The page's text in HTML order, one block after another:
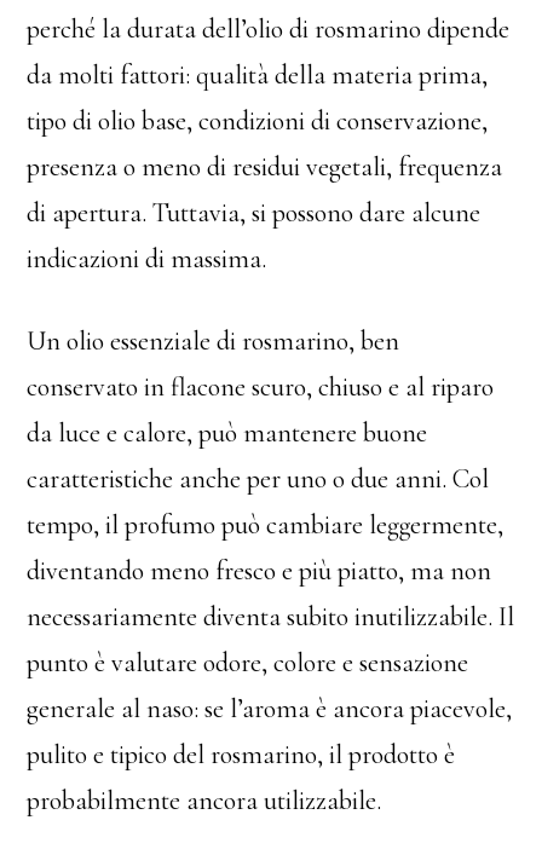
perché la durata dell’olio di rosmarino dipende
da molti fattori: qualità della materia prima,
tipo di olio base, condizioni di conservazione,
presenza o meno di residui vegetali, frequenza
di apertura. Tuttavia, si possono dare alcune
indicazioni di massima.
Un olio essenziale di rosmarino, ben
conservato in flacone scuro, chiuso e al riparo
da luce e calore, può mantenere buone
caratteristiche anche per uno o due anni. Col
tempo, il profumo può cambiare leggermente,
diventando meno fresco e più piatto, ma non
necessariamente diventa subito inutilizzabile. Il
punto è valutare odore, colore e sensazione
generale al naso: se l’aroma è ancora piacevole,
pulito e tipico del rosmarino, il prodotto è
probabilmente ancora utilizzabile.